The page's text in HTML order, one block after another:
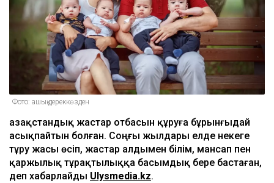
Фото: ашық дереккөзден
Қазақстандық жастар отбасын құруға бұрынғыдай
асықпайтын болған. Соңғы жылдары елде некеге
тұру жасы өсіп, жастар алдымен білім, мансап пен
қаржылық тұрақтылыққа басымдық бере бастаған,
деп хабарлайды Ulysmedia.kz.